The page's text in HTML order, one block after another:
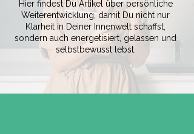
Hier findest Du Artikel über persönliche
Weiterentwicklung, damit Du nicht nur
Klarheit in Deiner Innenwelt schaffst,
sondern auch energetisiert, gelassen und
selbstbewusst lebst.